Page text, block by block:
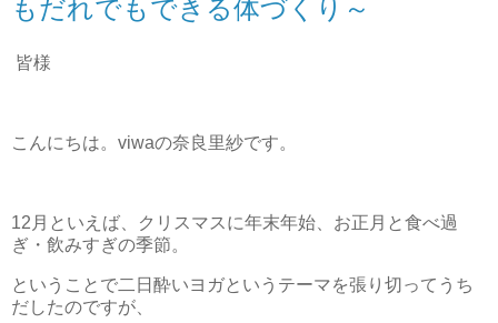
もだれでもできる体づくり～
皆様
こんにちは。viwaの奈良里紗です。
12月といえば、クリスマスに年末年始、お正月と食べ過
ぎ・飲みすぎの季節。
ということで二日酔いヨガというテーマを張り切ってうち
だしたのですが、